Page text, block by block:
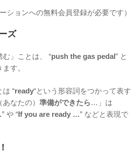
ションへの無料会員登録が必要です）
ズ
」ことは、 “push the gas pedal” と
す。
は “ready“という形容詞をつかって表す
なたの） 準備ができたら…」は
” や “If you are ready …” などと表現で